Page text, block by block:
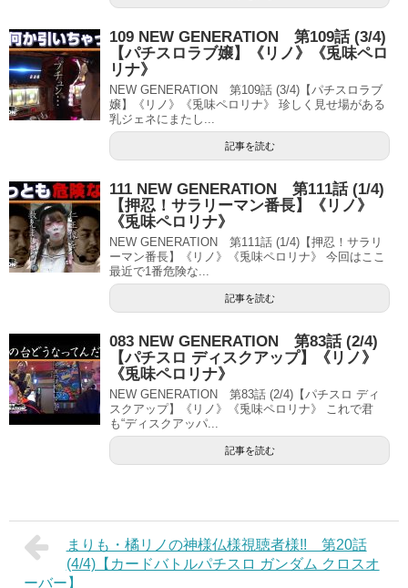
109 NEW GENERATION 第109話 (3/4)
【パチスロラブ嬢】《リノ》《兎味ペロ
リナ》
NEW GENERATION 第109話 (3/4)【パチスロラブ
嬢】《リノ》《兎味ペロリナ》 珍しく見せ場がある
乳ジェネにまたし...
記事を読む
111 NEW GENERATION 第111話 (1/4)
【押忍！サラリーマン番長】《リノ》
《兎味ペロリナ》
NEW GENERATION 第111話 (1/4)【押忍！サラリ
ーマン番長】《リノ》《兎味ペロリナ》 今回はここ
最近で1番危険な...
記事を読む
083 NEW GENERATION 第83話 (2/4)
【パチスロ ディスクアップ】《リノ》
《兎味ペロリナ》
NEW GENERATION 第83話 (2/4)【パチスロ ディ
スクアップ】《リノ》《兎味ペロリナ》 これで君
も“ディスクアッパ...
記事を読む
まりも・橘リノの神様仏様視聴者様!! 第20話
(4/4)【カードバトルパチスロ ガンダム クロスオ
ーバー】